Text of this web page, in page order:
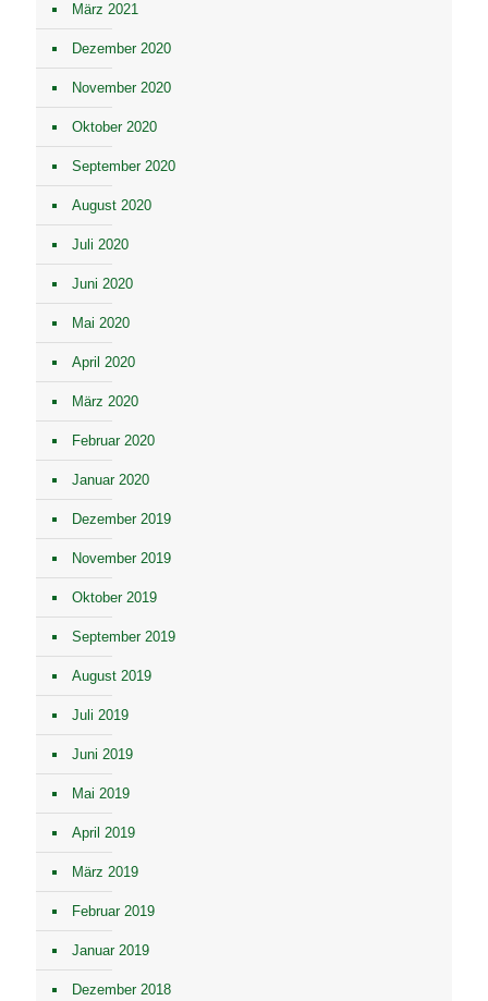
März 2021
Dezember 2020
November 2020
Oktober 2020
September 2020
August 2020
Juli 2020
Juni 2020
Mai 2020
April 2020
März 2020
Februar 2020
Januar 2020
Dezember 2019
November 2019
Oktober 2019
September 2019
August 2019
Juli 2019
Juni 2019
Mai 2019
April 2019
März 2019
Februar 2019
Januar 2019
Dezember 2018